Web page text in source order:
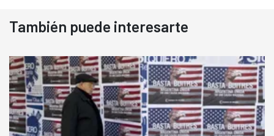
También puede interesarte